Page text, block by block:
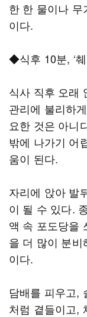
한 한 물이나 무
이다.
◆식후 10분, ‘
식사 직후 오래
관리에 불리하
요한 것은 아니
밖에 나가기 어
움이 된다.
자리에 앉아 발
이 될 수 있다.
액 속 포도당을
을 더 많이 분비
이다.
담배를 피우고,
처럼 곁들이고,